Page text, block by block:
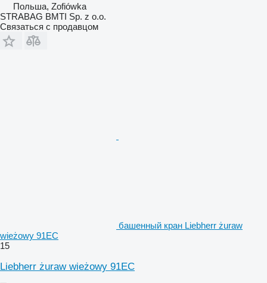
Польша, Zofiówka
STRABAG BMTI Sp. z o.o.
Связаться с продавцом
башенный кран Liebherr żuraw
wieżowy 91EC
15
Liebherr żuraw wieżowy 91EC